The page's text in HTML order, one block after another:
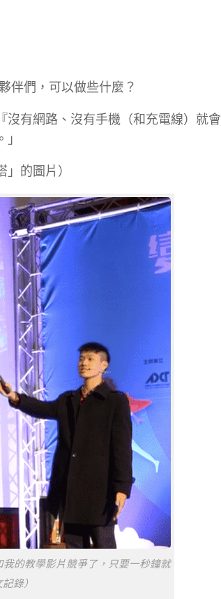
伴們，可以做些什麼？
沒有網路、沒有手機（和充電線）就會
的圖片）
的教學影片競爭了，只要一秒鐘就
錄）